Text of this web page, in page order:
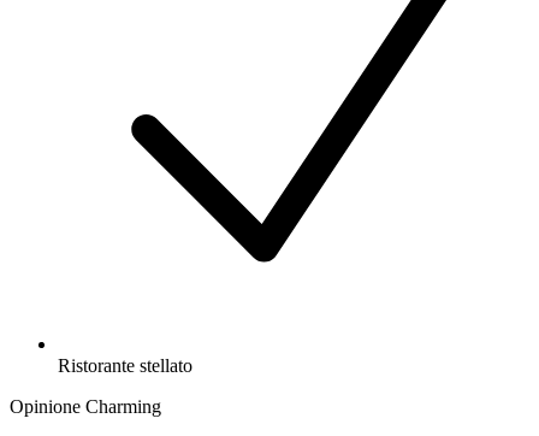
Ristorante stellato
Opinione Charming